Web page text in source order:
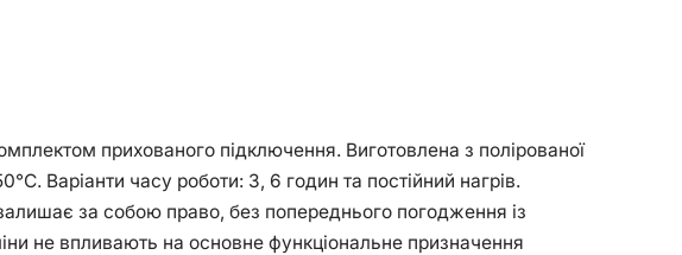
прихованого підключення. Виготовлена з полірованої
Варіанти часу роботи: 3, 6 годин та постійний нагрів.
за собою право, без попереднього погодження із
не впливають на основне функціональне призначення